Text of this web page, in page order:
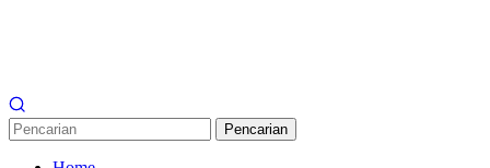
Pencarian